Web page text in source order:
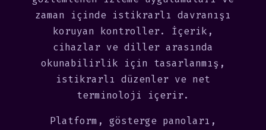
zaman içinde istikrarlı davranışı
koruyan kontroller. İçerik,
cihazlar ve diller arasında
okunabilirlik için tasarlanmış,
istikrarlı düzenler ve net
terminoloji içerir.
Platform, gösterge panoları,